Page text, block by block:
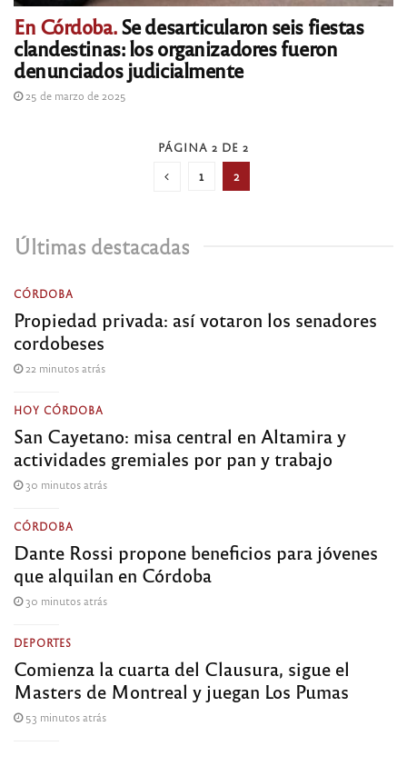
En Córdoba.Se desarticularon seis fiestas
clandestinas: los organizadores fueron
denunciados judicialmente
25 de marzo de 2025
PÁGINA 2 DE 2
1 2
Últimas destacadas
CÓRDOBA
Propiedad privada: así votaron los senadores
cordobeses
22 minutos atrás
HOY CÓRDOBA
San Cayetano: misa central en Altamira y
actividades gremiales por pan y trabajo
30 minutos atrás
CÓRDOBA
Dante Rossi propone beneficios para jóvenes
que alquilan en Córdoba
30 minutos atrás
DEPORTES
Comienza la cuarta del Clausura, sigue el
Masters de Montreal y juegan Los Pumas
53 minutos atrás